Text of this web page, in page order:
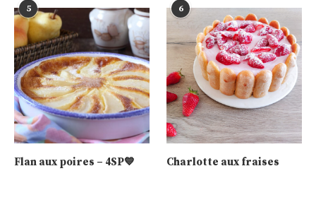
5
Flan aux poires – 4SP💙
6
Charlotte aux fraises